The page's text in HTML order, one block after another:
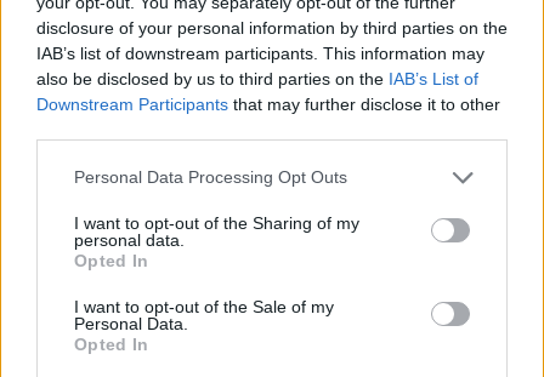
disclosure of your personal information by third parties on the
IAB’s list of downstream participants. This information may
also be disclosed by us to third parties on the IAB’s List of
Downstream Participants that may further disclose it to other
Personal Data Processing Opt Outs
I want to opt-out of the Sharing of my
personal data.
Opted In
I want to opt-out of the Sale of my
Personal Data.
Opted In